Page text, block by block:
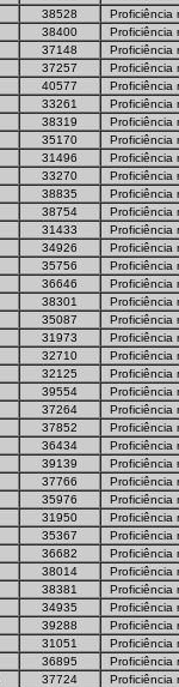
38528
Proficiência
38400
Proficiência
37148
Proficiência
37257
Proficiência
40577
Proficiência
33261
Proficiência
38319
Proficiência
35170
Proficiência
31496
Proficiência
33270
Proficiência
38835
Proficiência
38754
Proficiência
31433
Proficiência
34926
Proficiência
35756
Proficiência
36646
Proficiência
38301
Proficiência
35087
Proficiência
31973
Proficiência
32710
Proficiência
32125
Proficiência
39554
Proficiência
37264
Proficiência
37852
Proficiência
36434
Proficiência
39139
Proficiência
37766
Proficiência
35976
Proficiência
31950
Proficiência
35367
Proficiência
36682
Proficiência
38014
Proficiência
38381
Proficiência
34935
Proficiência
39288
Proficiência
31051
Proficiência
36895
Proficiência
37724
Proficiência